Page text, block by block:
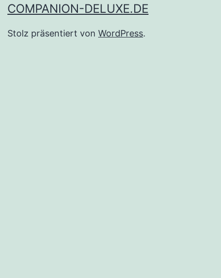
COMPANION-DELUXE.DE
Stolz präsentiert von WordPress.